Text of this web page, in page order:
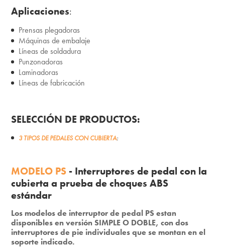
Aplicaciones:
Prensas plegadoras
Máquinas de embalaje
Líneas de soldadura
Punzonadoras
Laminadoras
Líneas de fabricación
SELECCIÓN DE PRODUCTOS:
3 TIPOS DE PEDALES CON CUBIERTA:
MODELO PS- Interruptores de pedal con la
cubierta a prueba de choques ABS
estándar
Los modelos de interruptor de pedal PS estan
disponibles en versión SIMPLE O DOBLE, con dos
interruptores de pie individuales que se montan en el
soporte indicado.